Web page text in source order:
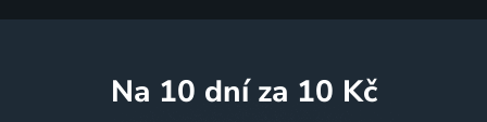
na 10 dní za 10 Kč